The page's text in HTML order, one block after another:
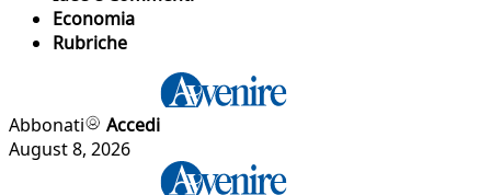
Economia
Rubriche
Abbonati
Accedi
August 8, 2026